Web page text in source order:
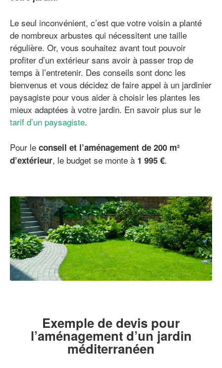
Le seul inconvénient, c’est que votre voisin a planté
de nombreux arbustes qui nécessitent une taille
régulière. Or, vous souhaitez avant tout pouvoir
profiter d’un extérieur sans avoir à passer trop de
temps à l’entretenir. Des conseils sont donc les
bienvenus et vous décidez de faire appel à un jardinier
paysagiste pour vous aider à choisir les plantes les
mieux adaptées à votre jardin. En savoir plus sur le
tarif d’un paysagiste.
Pour le conseil et l’aménagement de 200 m²
d’extérieur, le budget se monte à 1 995 €.
Exemple de devis pour
l’aménagement d’un jardin
méditerranéen